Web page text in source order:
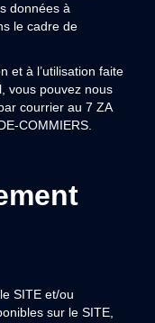
données à
le cadre de
et à l’utilisation faite
vous pouvez nous
courrier au 7 ZA
COMMIERS.
SITE et/ou
sur le SITE,